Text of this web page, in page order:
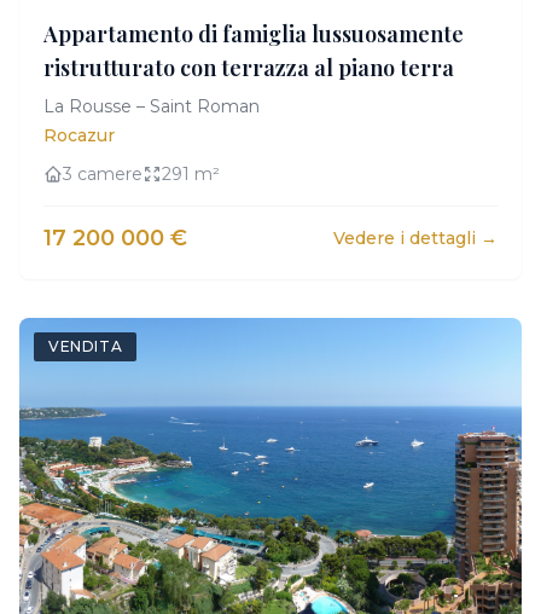
Appartamento di famiglia lussuosamente
ristrutturato con terrazza al piano terra
La Rousse – Saint Roman
Rocazur
3 camere
291 m²
17 200 000 € Vedere i dettagli →
VENDITA